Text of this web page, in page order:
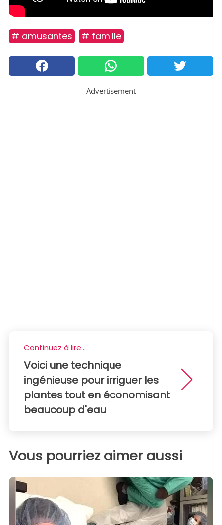
# amusantes # famille
Advertisement
Continuez à lire...
Voici une technique
ingénieuse pour irriguer les
plantes tout en économisant
beaucoup d'eau
Vous pourriez aimer aussi